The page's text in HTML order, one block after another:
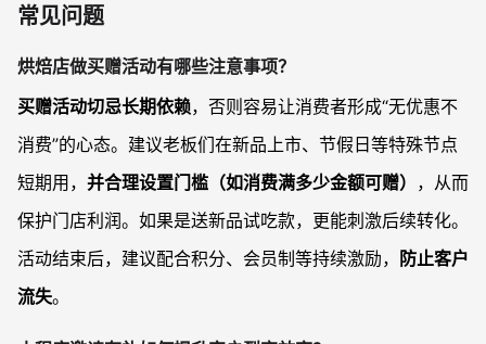
常见问题
烘焙店做买赠活动有哪些注意事项？
买赠活动切忌长期依赖，否则容易让消费者形成“无优惠不
消费”的心态。建议老板们在新品上市、节假日等特殊节点
短期用， 并合理设置门槛（如消费满多少金额可赠） ，从而
保护门店利润。如果是送新品试吃款，更能刺激后续转化。
活动结束后，建议配合积分、会员制等持续激励，
防止客户
流失。